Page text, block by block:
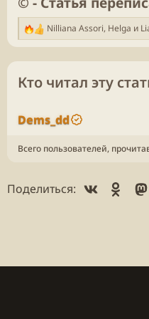
Р
е
а
ц
:
Nilliana Assori, Helga и
Кто читал эту
Dems_dd
Всего пользователей,
Поделиться: Vk Ok